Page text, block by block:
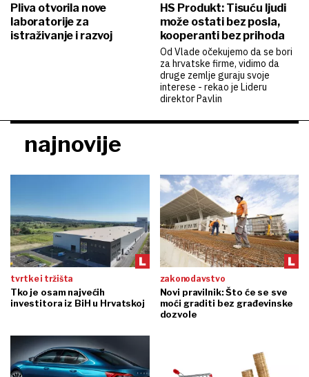
Pliva otvorila nove
laboratorije za
istraživanje i razvoj
HS Produkt: Tisuću ljudi
može ostati bez posla,
kooperanti bez prihoda
Od Vlade očekujemo da se bori
za hrvatske firme, vidimo da
druge zemlje guraju svoje
interese - rekao je Lideru
direktor Pavlin
najnovije
tvrtke i tržišta
Tko je osam najvećih
investitora iz BiH u Hrvatskoj
zakonodavstvo
Novi pravilnik: Što će se sve
moći graditi bez građevinske
dozvole